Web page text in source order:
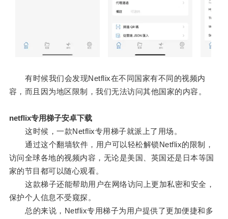
有时候我们会发现Netflix在不同国家有不同的视频内
容，而且因为地区限制，我们无法访问其他国家的内容。
netflix专用梯子安卓下载
这时候，一款Netflix专用梯子就派上了用场。
通过这个翻墙软件，用户可以轻松解锁Netflix的限制，
访问全球各地的视频内容，无论是美国、英国还是日本等国
家的节目都可以随心观看。
这款梯子还能帮助用户在网络访问上更加私密和安全，
保护个人信息不受窥探。
总的来说，Netflix专用梯子为用户提供了更加便捷和多